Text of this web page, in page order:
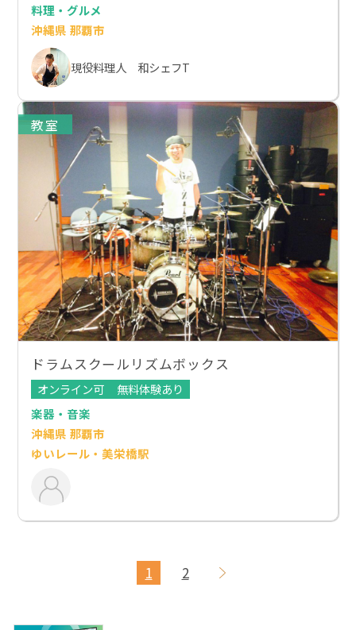
料理・グルメ
沖縄県 那覇市
現役料理人 和シェフT
教室
ドラムスクールリズムボックス
オンライン可
無料体験あり
楽器・音楽
沖縄県 那覇市
ゆいレール・美栄橋駅
1 2